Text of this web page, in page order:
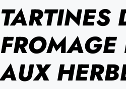
TARTINES
FROMAGE
AUX